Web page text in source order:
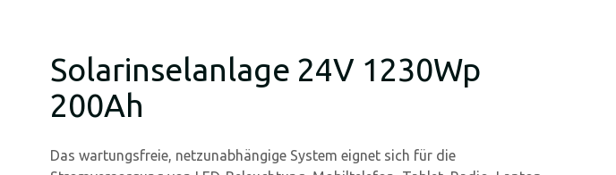
Solarinselanlage 24V 1230Wp
200Ah
Das wartungsfreie, netzunabhängige System eignet sich für die